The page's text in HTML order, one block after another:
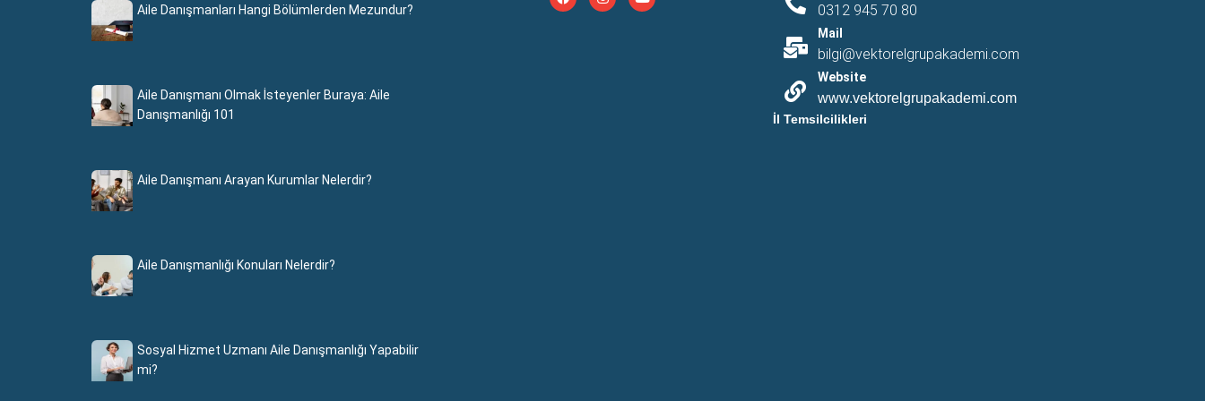
Aile Danışmanları Hangi Bölümlerden Mezundur?
Aile Danışmanı Olmak İsteyenler Buraya: Aile
Danışmanlığı 101
Aile Danışmanı Arayan Kurumlar Nelerdir?
Aile Danışmanlığı Konuları Nelerdir?
Sosyal Hizmet Uzmanı Aile Danışmanlığı Yapabilir
mi?
0312 945 70 80
Mail
bilgi@vektorelgrupakademi.com
Website
www.vektorelgrupakademi.com
İl Temsilcilikleri